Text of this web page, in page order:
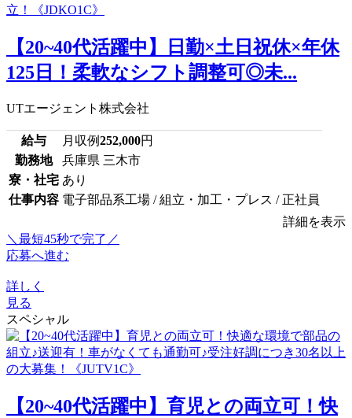
【20~40代活躍中】日勤×土日祝休×年休
125日！柔軟なシフト調整可◎未...
UTエージェント株式会社
給与 月収例252,000円
勤務地
兵庫県 三木市
寮・社宅 あり
仕事内容 電子部品系工場 / 組立・加工・プレス / 正社員
詳細を表示
＼最短45秒で完了／
応募へ進む
詳しく
見る
スペシャル
【20~40代活躍中】育児との両立可！快